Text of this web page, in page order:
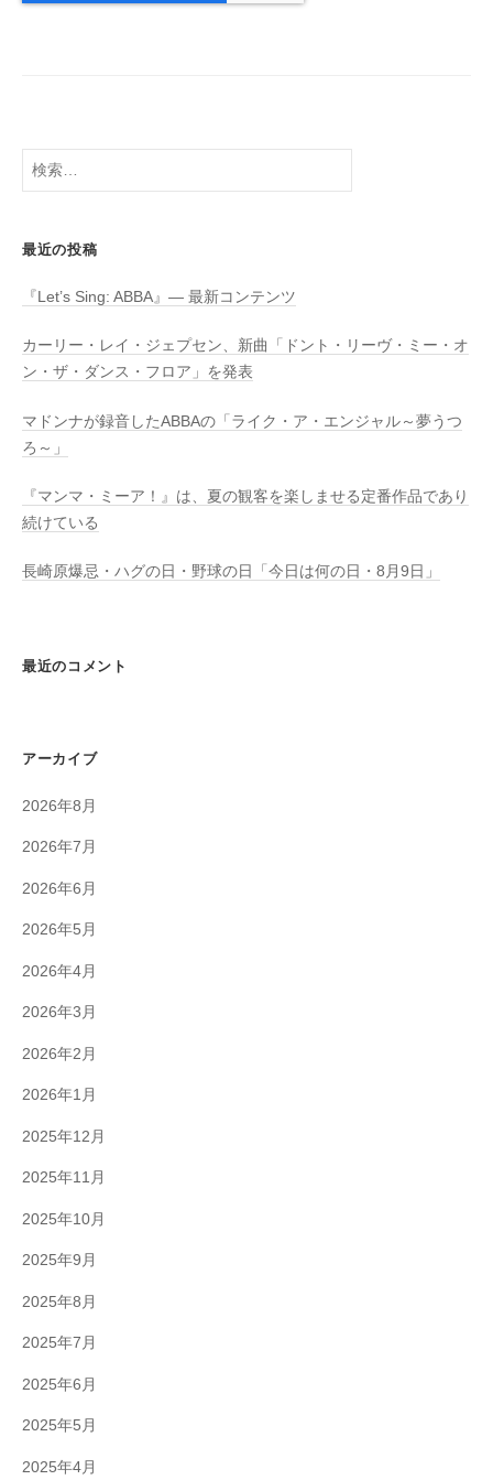
検
最近の投稿
『Let’s Sing: ABBA』― 最新コンテンツ
カーリー・レイ・ジェプセン、新曲「ドント・リーヴ・ミー・オ
ン・ザ・ダンス・フロア」を発表
マドンナが録音したABBAの「ライク・ア・エンジャル～夢うつ
ろ～」
『マンマ・ミーア！』は、夏の観客を楽しませる定番作品であり
続けている
長崎原爆忌・ハグの日・野球の日「今日は何の日・8月9日」
最近のコメント
アーカイブ
2026年8月
2026年7月
2026年6月
2026年5月
2026年4月
2026年3月
2026年2月
2026年1月
2025年12月
2025年11月
2025年10月
2025年9月
2025年8月
2025年7月
2025年6月
2025年5月
2025年4月